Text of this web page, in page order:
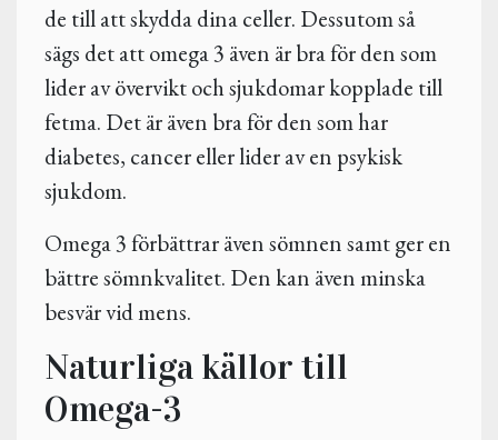
de till att skydda dina celler. Dessutom så
sägs det att omega 3 även är bra för den som
lider av övervikt och sjukdomar kopplade till
fetma. Det är även bra för den som har
diabetes, cancer eller lider av en psykisk
sjukdom.
Omega 3 förbättrar även sömnen samt ger en
bättre sömnkvalitet. Den kan även minska
besvär vid mens.
Naturliga källor till
Omega-3